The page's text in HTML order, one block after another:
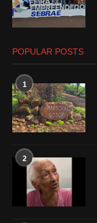
POPULAR POSTS
1
2